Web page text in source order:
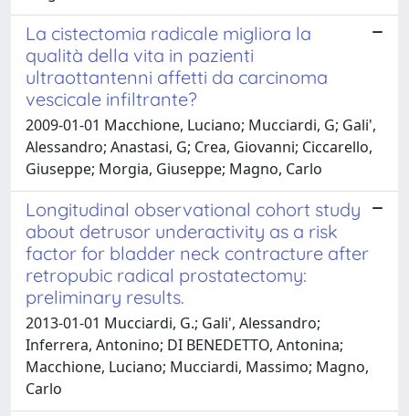
La cistectomia radicale migliora la
qualità della vita in pazienti
ultraottantenni affetti da carcinoma
vescicale infiltrante?
2009-01-01 Macchione, Luciano; Mucciardi, G; Gali',
Alessandro; Anastasi, G; Crea, Giovanni; Ciccarello,
Giuseppe; Morgia, Giuseppe; Magno, Carlo
Longitudinal observational cohort study
about detrusor underactivity as a risk
factor for bladder neck contracture after
retropubic radical prostatectomy:
preliminary results.
2013-01-01 Mucciardi, G.; Gali', Alessandro;
Inferrera, Antonino; DI BENEDETTO, Antonina;
Macchione, Luciano; Mucciardi, Massimo; Magno,
Carlo